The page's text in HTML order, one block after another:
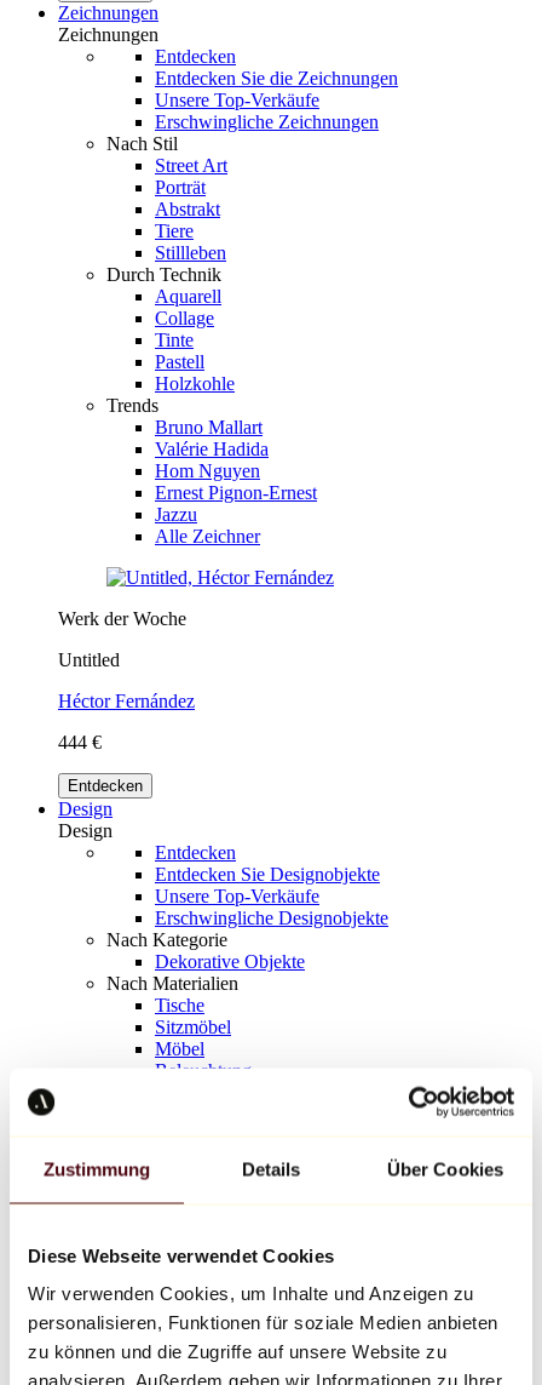
Zustimmung Details Über Cookies
Diese Webseite verwendet Cookies
Wir verwenden Cookies, um Inhalte und Anzeigen zu
personalisieren, Funktionen für soziale Medien anbieten
zu können und die Zugriffe auf unsere Website zu
analysieren. Außerdem geben wir Informationen zu Ihrer
Zeichnungen
Zeichnungen
Entdecken
Entdecken Sie die Zeichnungen
Unsere Top-Verkäufe
Erschwingliche Zeichnungen
Nach Stil
Street Art
Porträt
Abstrakt
Tiere
Stillleben
Durch Technik
Aquarell
Collage
Tinte
Pastell
Holzkohle
Trends
Bruno Mallart
Valérie Hadida
Hom Nguyen
Ernest Pignon-Ernest
Jazzu
Alle Zeichner
Werk der Woche
Untitled
Héctor Fernández
444 €
Entdecken
Design
Design
Entdecken
Entdecken Sie Designobjekte
Unsere Top-Verkäufe
Erschwingliche Designobjekte
Nach Kategorie
Dekorative Objekte
Nach Materialien
Tische
Sitzmöbel
Möbel
Beleuchtung
Richard Orlinski
Keith Haring
Jeff Koons
Jean-Michel Basquiat
Alle Designer
Werk der Woche